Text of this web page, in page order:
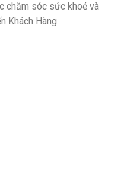
chăm sóc sức khoẻ và
Khách Hàng